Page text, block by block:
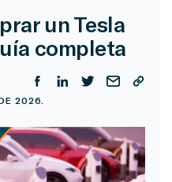
un Tesla
completa
2026.